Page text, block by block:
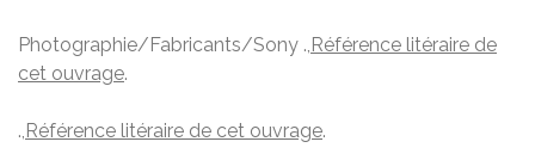
Photographie/Fabricants/Sony ., Référence litéraire de
cet ouvrage.
., Référence litéraire de cet ouvrage.